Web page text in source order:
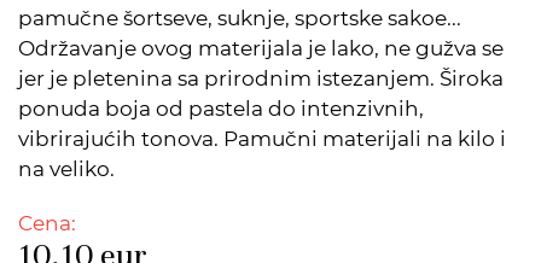
pamučne šortseve, suknje, sportske sakoe...
Održavanje ovog materijala je lako, ne gužva se
jer je pletenina sa prirodnim istezanjem. Široka
ponuda boja od pastela do intenzivnih,
vibrirajućih tonova. Pamučni materijali na kilo i
na veliko.
Cena: